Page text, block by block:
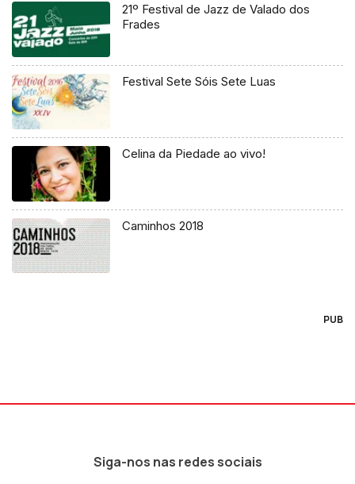
21º Festival de Jazz de Valado dos
Frades
Festival Sete Sóis Sete Luas
Celina da Piedade ao vivo!
Caminhos 2018
PUB
Siga-nos nas redes sociais